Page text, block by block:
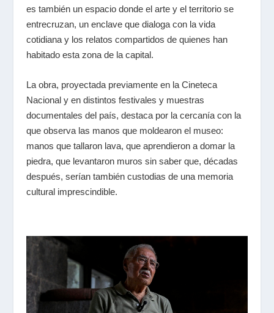
es también un espacio donde el arte y el territorio se
entrecruzan, un enclave que dialoga con la vida
cotidiana y los relatos compartidos de quienes han
habitado esta zona de la capital.
La obra, proyectada previamente en la Cineteca
Nacional y en distintos festivales y muestras
documentales del país, destaca por la cercanía con la
que observa las manos que moldearon el museo:
manos que tallaron lava, que aprendieron a domar la
piedra, que levantaron muros sin saber que, décadas
después, serían también custodias de una memoria
cultural imprescindible.